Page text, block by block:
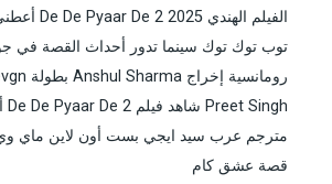
توب توك توك سينما تدور أحداث القصة في جو
مترجم عرب سيد ايجي بست أون لاين ماي
قصة عشق كام